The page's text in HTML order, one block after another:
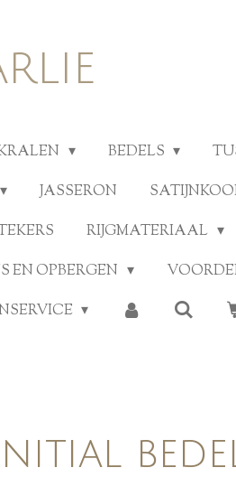
BEDELS
JASSERON
RIJGMATERIAAL
EN OPBERGEN
Initial